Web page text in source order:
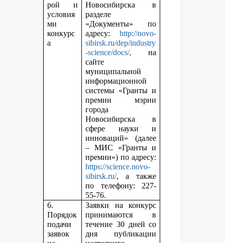
рой и
условия
ми
конкурс
а
Новосибирска в
разделе
«Документы» по
адресу:http://novo-
sibirsk.ru/dep/industry
-science/docs/,на
сайте
муниципальной
информационной
системы «Гранты и
премии мэрии
города
Новосибирска в
сфере науки и
инноваций» (далее
– МИС «Гранты и
премии») по адресу:
https://science.novo-
sibirsk.ru/, а также
по телефону: 227-
55-76.
6.
Порядок
подачи
заявок
Заявки на конкурс
принимаются в
течение 30 дней со
дня публикации